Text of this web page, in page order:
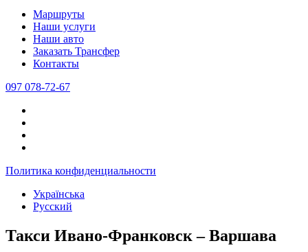
Маршруты
Наши услуги
Наши авто
Заказать Трансфер
Контакты
097 078-72-67
Политика конфиденциальности
Українська
Русский
Такси Ивано-Франковск – Варшава